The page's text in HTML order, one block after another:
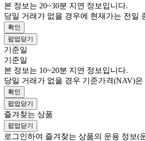
본 정보는 20~30분 지연 정보입니다.
당일 거래가 없을 경우에 현재가는 전일
확인
팝업닫기
기준일
기준일
본 정보는 10~20분 지연 정보입니다.
당일 거래가 없을 경우 기준가격(NAV)
확인
팝업닫기
즐겨찾는 상품
팝업닫기
로그인하여 즐겨찾는 상품의 운용 정보(